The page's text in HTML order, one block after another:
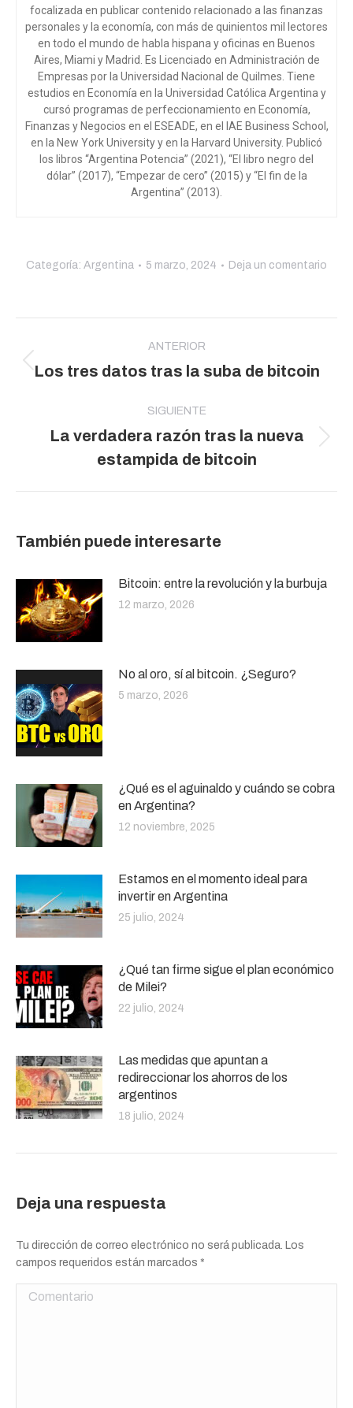
focalizada en publicar contenido relacionado a las finanzas
personales y la economía, con más de quinientos mil lectores
en todo el mundo de habla hispana y oficinas en Buenos
Aires, Miami y Madrid. Es Licenciado en Administración de
Empresas por la Universidad Nacional de Quilmes. Tiene
estudios en Economía en la Universidad Católica Argentina y
cursó programas de perfeccionamiento en Economía,
Finanzas y Negocios en el ESEADE, en el IAE Business School,
en la New York University y en la Harvard University. Publicó
los libros “Argentina Potencia” (2021), “El libro negro del
dólar” (2017), “Empezar de cero” (2015) y “El fin de la
Argentina” (2013).
Categoría: Argentina 5 marzo, 2024 Deja un comentario
entre
publicaciones
ANTERIOR
Publicación
Los tres datos tras la suba de bitcoin
SIGUIENTE
Publicación
siguiente:
La verdadera razón tras la nueva
estampida de bitcoin
También puede interesarte
Bitcoin: entre la revolución y la burbuja
12 marzo, 2026
No al oro, sí al bitcoin. ¿Seguro?
5 marzo, 2026
¿Qué es el aguinaldo y cuándo se cobra
en Argentina?
12 noviembre, 2025
Estamos en el momento ideal para
invertir en Argentina
25 julio, 2024
¿Qué tan firme sigue el plan económico
de Milei?
22 julio, 2024
Las medidas que apuntan a
redireccionar los ahorros de los
argentinos
18 julio, 2024
Deja una respuesta
Tu dirección de correo electrónico no será publicada. Los
campos requeridos están marcados *
Comentario